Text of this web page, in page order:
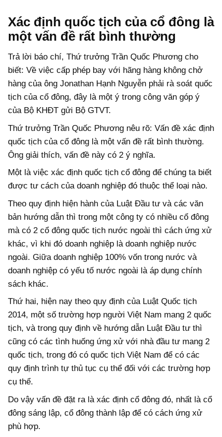
Video
Photo
Xác định quốc tịch của cổ đông là
một vấn đề rất bình thường
Trả lời báo chí, Thứ trưởng Trần Quốc Phương cho
biết: Về việc cấp phép bay với hãng hàng không chở
hàng của ông Jonathan Hạnh Nguyễn phải rà soát quốc
tịch của cổ đông, đây là một ý trong công văn góp ý
của Bộ KHĐT gửi Bộ GTVT.
Thứ trưởng Trần Quốc Phương nêu rõ: Vấn đề xác định
quốc tịch của cổ đông là một vấn đề rất bình thường.
Ông giải thích, vấn đề này có 2 ý nghĩa.
Một là việc xác định quốc tịch cổ đông để chúng ta biết
được tư cách của doanh nghiệp đó thuộc thể loại nào.
Theo quy định hiện hành của Luật Đầu tư và các văn
bản hướng dẫn thì trong một công ty có nhiều cổ đông
mà có 2 cổ đông quốc tịch nước ngoài thì cách ứng xử
khác, vì khi đó doanh nghiệp là doanh nghiệp nước
ngoài. Giữa doanh nghiệp 100% vốn trong nước và
doanh nghiệp có yếu tố nước ngoài là áp dụng chính
sách khác.
Thứ hai, hiện nay theo quy định của Luật Quốc tịch
2014, một số trường hợp người Việt Nam mang 2 quốc
tịch, và trong quy định về hướng dẫn Luật Đầu tư thì
cũng có các tình huống ứng xử với nhà đầu tư mang 2
quốc tịch, trong đó có quốc tịch Việt Nam để có các
quy định trình tự thủ tục cụ thể đối với các trường hợp
cụ thể.
Do vậy vấn đề đặt ra là xác định cổ đông đó, nhất là cổ
đông sáng lập, cổ đông thành lập để có cách ứng xử
phù hợp.